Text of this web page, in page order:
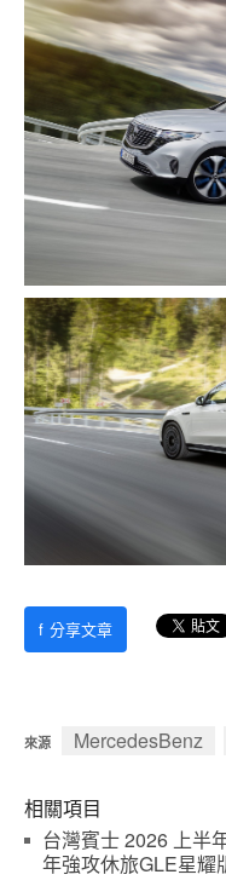
f 分享文章
來源 MercedesBenz
相關項目
台灣賓士 2026 上半
年強攻休旅GLE星耀